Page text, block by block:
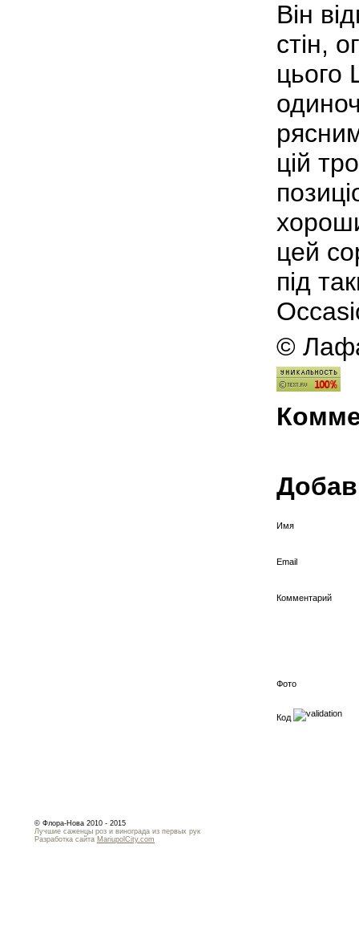
Він
стін,
цього
цій
цей
під
©
Имя
Email
Комментарий
Фото
Код
© Флора-Нова 2010 - 2015
Лучшие саженцы роз и винограда из первых рук
Разработка сайта MariupolCity.com